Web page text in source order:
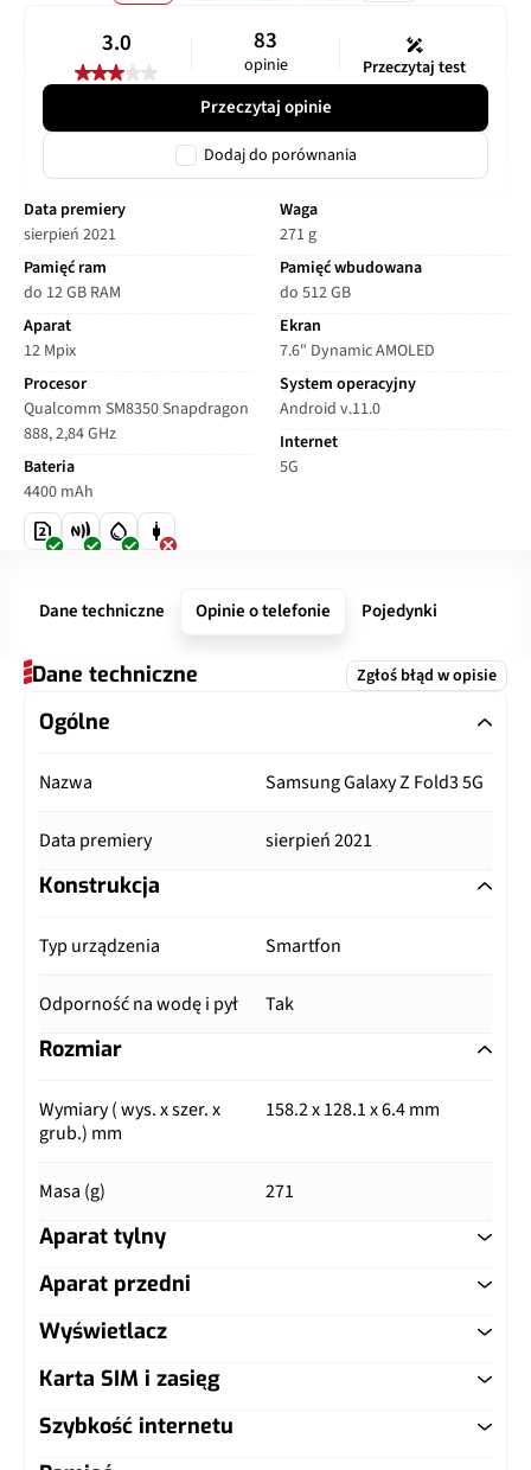
3.0 83
opinie Przeczytaj test
Przeczytaj opinie
Dodaj do porównania
Data premiery
sierpień 2021
Pamięć ram
do 12 GB RAM
Aparat
12 Mpix
Procesor
Qualcomm SM8350 Snapdragon
888, 2,84 GHz
Bateria
4400 mAh
Waga
271 g
Pamięć wbudowana
do 512 GB
Ekran
7.6" Dynamic AMOLED
System operacyjny
Android v.11.0
Internet
5G
Dane techniczne Opinie o telefonie Pojedynki
Dane techniczne Zgłoś błąd w opisie
Ogólne
Nazwa Samsung Galaxy Z Fold3 5G
Data premiery sierpień 2021
Konstrukcja
Typ urządzenia Smartfon
Odporność na wodę i pył Tak
Rozmiar
Wymiary ( wys. x szer. x
grub.) mm
158.2 x 128.1 x 6.4 mm
Masa (g) 271
Aparat tylny
Główny aparat
Autofocus
Aparat przedni
Główny aparat
Lampa błyskowa
Wyświetlacz
Typ ekranu
Karta SIM i zasięg
Typ karty SIM
Szybkość internetu